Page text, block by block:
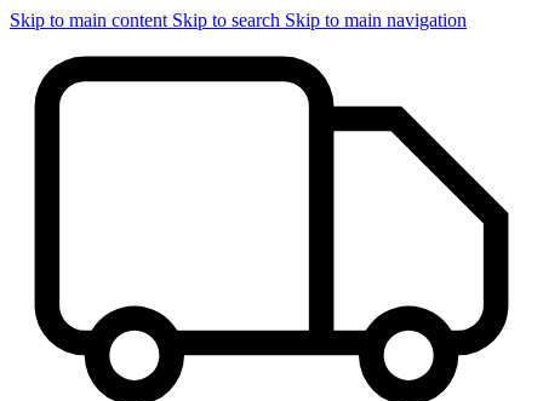
Skip to main content Skip to search Skip to main navigation